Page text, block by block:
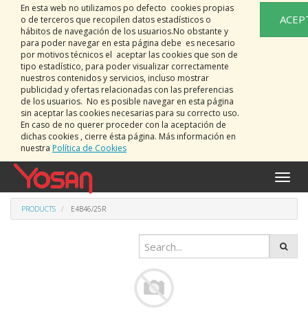
En esta web no utilizamos po defecto cookies propias
o de terceros que recopilen datos estadísticos o
hábitos de navegación de los usuarios.No obstante y
para poder navegar en esta página debe es necesario
por motivos técnicos el aceptar las cookies que son de
tipo estadístico, para poder visualizar correctamente
nuestros contenidos y servicios, incluso mostrar
publicidad y ofertas relacionadas con las preferencias
de los usuarios. No es posible navegar en esta página
sin aceptar las cookies necesarias para su correcto uso.
En caso de no querer proceder con la aceptación de
dichas cookies , cierre ésta página. Más información en
nuestra Política de Cookies
Toggle
PRODUCTS E4B46/25R